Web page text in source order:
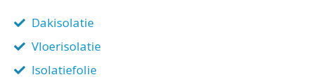
Dakisolatie
Vloerisolatie
Isolatiefolie